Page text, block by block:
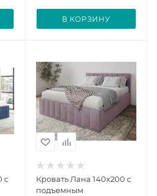
В КОРЗИНУ
с
Кровать Лана 140х200 с
подъемным